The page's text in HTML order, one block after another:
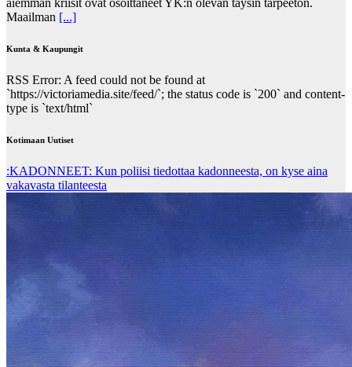
Maailman [...]
Kunta & Kaupungit
RSS Error: A feed could not be found at
`https://victoriamedia.site/feed/`; the status code is `200` and content-
type is `text/html`
Kotimaan Uutiset
:KADONNEET: Kun poliisi tiedottaa kadonneesta, on kyse aina
vakavasta tilanteesta